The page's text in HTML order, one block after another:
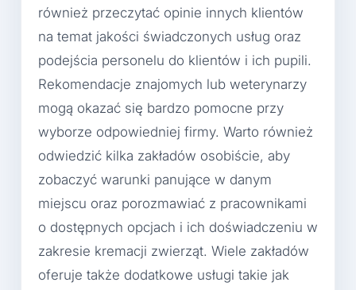
również przeczytać opinie innych klientów
na temat jakości świadczonych usług oraz
podejścia personelu do klientów i ich pupili.
Rekomendacje znajomych lub weterynarzy
mogą okazać się bardzo pomocne przy
wyborze odpowiedniej firmy. Warto również
odwiedzić kilka zakładów osobiście, aby
zobaczyć warunki panujące w danym
miejscu oraz porozmawiać z pracownikami
o dostępnych opcjach i ich doświadczeniu w
zakresie kremacji zwierząt. Wiele zakładów
oferuje także dodatkowe usługi takie jak